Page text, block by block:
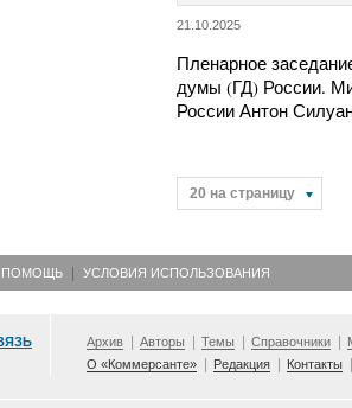
21.10.2025
Пленарное
думы (ГД) России.
России Антон
20 на страницу
ПОМОЩЬ УСЛОВИЯ ИСПОЛЬЗОВАНИЯ
Архив Авторы Темы Справочники
О «Коммерсанте»
Редакция Контакты